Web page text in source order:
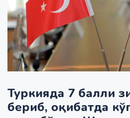
Туркияда 7 балли
бериб, оқибатда